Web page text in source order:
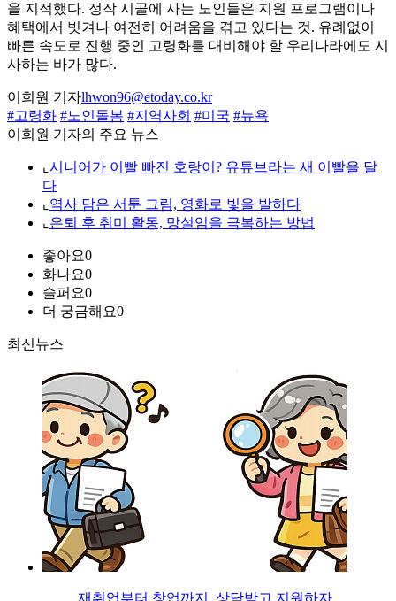
을 지적했다. 정작 시골에 사는 노인들은 지원 프로그램이나
혜택에서 빗겨나 여전히 어려움을 겪고 있다는 것. 유례없이
빠른 속도로 진행 중인 고령화를 대비해야 할 우리나라에도 시
사하는 바가 많다.
이희원 기자lhwon96@etoday.co.kr
#고령화 #노인돌봄 #지역사회 #미국 #뉴욕
이희원 기자의 주요 뉴스
⌞ 시니어가 이빨 빠진 호랑이? 유튜브라는 새 이빨을 달
다
⌞ 역사 담은 서툰 그림, 영화로 빛을 발하다
⌞ 은퇴 후 취미 활동, 망설임을 극복하는 방법
좋아요0
화나요0
슬퍼요0
더 궁금해요0
최신뉴스